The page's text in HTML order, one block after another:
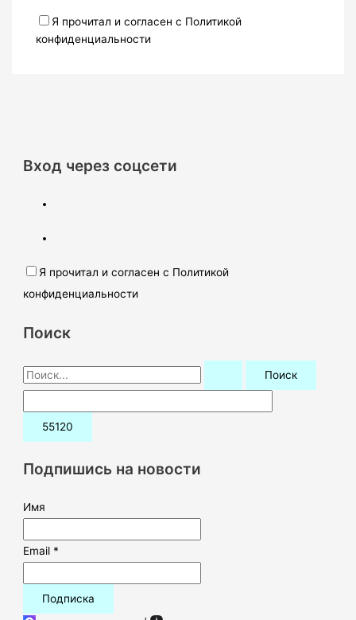
Я прочитал и согласен с Политикой
конфиденциальности
Вход через соцсети
Я прочитал и согласен с Политикой
конфиденциальности
Поиск
П
о
и
:Подпишись на новости
Имя
Email *